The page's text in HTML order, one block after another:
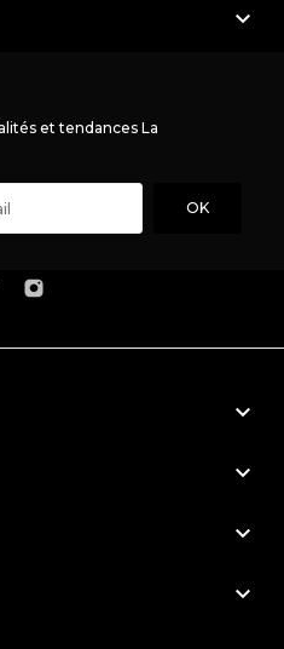

et tendances La



